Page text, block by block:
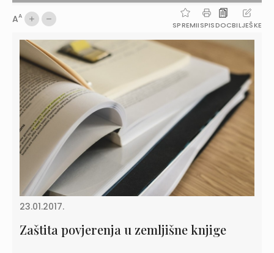
AA
SPREMIISPISDOCBILJEŠKE
23.01.2017.
Zaštita povjerenja u zemljišne knjige